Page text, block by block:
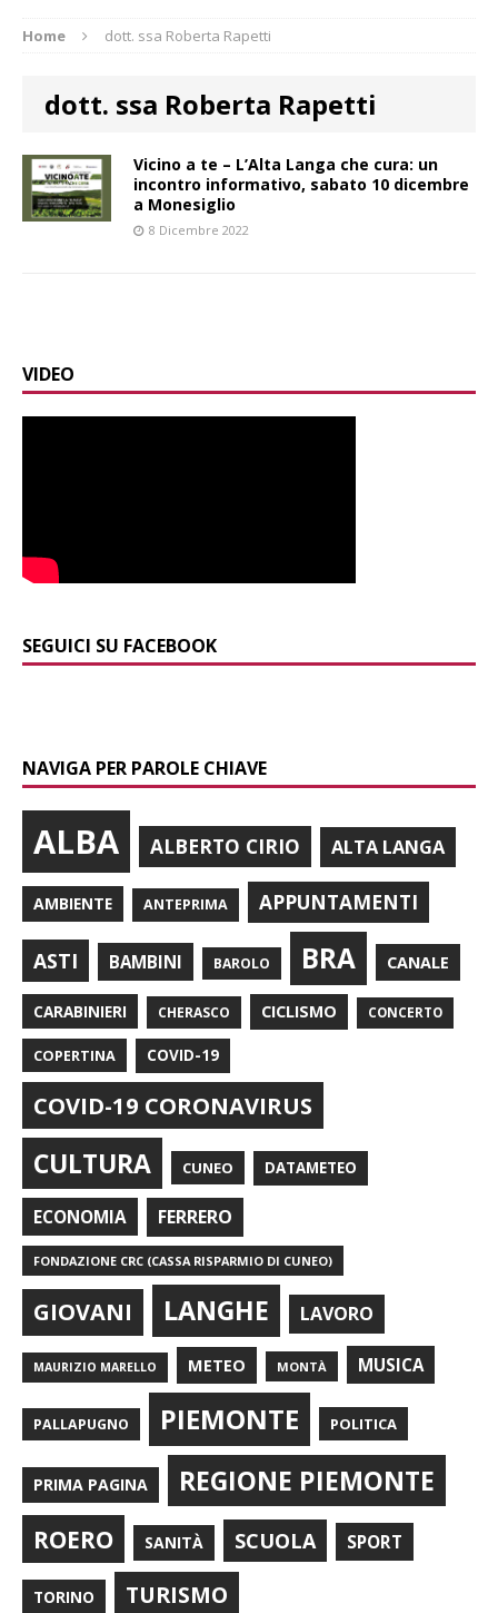
Home dott. ssa Roberta Rapetti
dott. ssa Roberta Rapetti
Vicino a te – L’Alta Langa che cura: un
incontro informativo, sabato 10 dicembre
a Monesiglio
8 Dicembre 2022
VIDEO
SEGUICI SU FACEBOOK
NAVIGA PER PAROLE CHIAVE
ALBA ALBERTO CIRIO ALTA LANGA
AMBIENTE ANTEPRIMA APPUNTAMENTI
ASTI BAMBINI BAROLO BRA CANALE
CARABINIERI CHERASCO CICLISMO CONCERTO
COPERTINA COVID-19
COVID-19 CORONAVIRUS
CULTURA CUNEO DATAMETEO
ECONOMIA FERRERO
FONDAZIONE CRC (CASSA RISPARMIO DI CUNEO)
GIOVANI LANGHE LAVORO
MAURIZIO MARELLO METEO MONTÀ MUSICA
PALLAPUGNO PIEMONTE POLITICA
PRIMA PAGINA REGIONE PIEMONTE
ROERO SANITÀ SCUOLA SPORT
TORINO TURISMO